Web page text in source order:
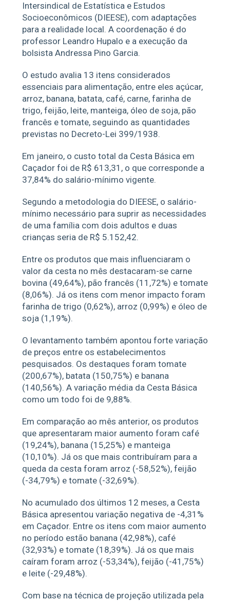
Intersindical de Estatística e Estudos
Socioeconômicos (DIEESE), com adaptações
para a realidade local. A coordenação é do
professor Leandro Hupalo e a execução da
bolsista Andressa Pino Garcia.
O estudo avalia 13 itens considerados
essenciais para alimentação, entre eles açúcar,
arroz, banana, batata, café, carne, farinha de
trigo, feijão, leite, manteiga, óleo de soja, pão
francês e tomate, seguindo as quantidades
previstas no Decreto-Lei 399/1938.
Em janeiro, o custo total da Cesta Básica em
Caçador foi de R$ 613,31, o que corresponde a
37,84% do salário-mínimo vigente.
Segundo a metodologia do DIEESE, o salário-
mínimo necessário para suprir as necessidades
de uma família com dois adultos e duas
crianças seria de R$ 5.152,42.
Entre os produtos que mais influenciaram o
valor da cesta no mês destacaram-se carne
bovina (49,64%), pão francês (11,72%) e tomate
(8,06%). Já os itens com menor impacto foram
farinha de trigo (0,62%), arroz (0,99%) e óleo de
soja (1,19%).
O levantamento também apontou forte variação
de preços entre os estabelecimentos
pesquisados. Os destaques foram tomate
(200,67%), batata (150,75%) e banana
(140,56%). A variação média da Cesta Básica
como um todo foi de 9,88%.
Em comparação ao mês anterior, os produtos
que apresentaram maior aumento foram café
(19,24%), banana (15,25%) e manteiga
(10,10%). Já os que mais contribuíram para a
queda da cesta foram arroz (-58,52%), feijão
(-34,79%) e tomate (-32,69%).
No acumulado dos últimos 12 meses, a Cesta
Básica apresentou variação negativa de -4,31%
em Caçador. Entre os itens com maior aumento
no período estão banana (42,98%), café
(32,93%) e tomate (18,39%). Já os que mais
caíram foram arroz (-53,34%), feijão (-41,75%)
e leite (-29,48%).
Com base na técnica de projeção utilizada pela